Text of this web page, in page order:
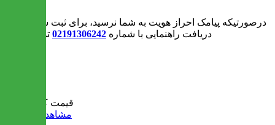
درصورتیکه پیامک احراز هویت به شما نرسید، برای ثبت سفارش و یا
دریافت راهنمایی با شماره 02191306242 تماس بگیرید
قیمت کل:
مشاهده سبد خرید